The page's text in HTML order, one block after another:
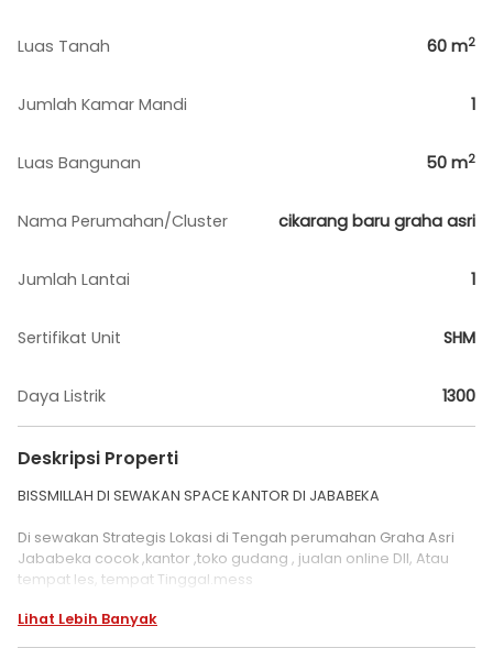
Luas Tanah 60 m2
Jumlah Kamar Mandi 1
Luas Bangunan 50 m2
Nama Perumahan/Cluster cikarang baru graha asri
Jumlah Lantai 1
Sertifikat Unit SHM
Daya Listrik 1300
Deskripsi Properti
BISSMILLAH DI SEWAKAN SPACE KANTOR DI JABABEKA
Di sewakan Strategis Lokasi di Tengah perumahan Graha Asri
Jababeka cocok ,kantor ,toko gudang , jualan online Dll, Atau
tempat les, tempat Tinggal.mess
SPESIFIKASI :
Lihat Lebih Banyak